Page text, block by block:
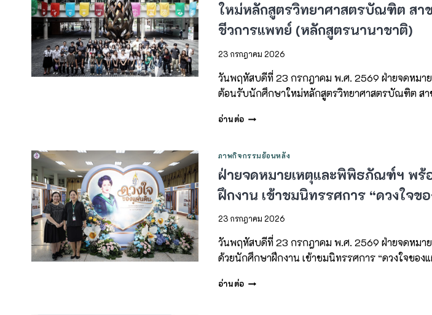
ใหม่หลักสูตรวิทยาศาสตรบัณฑิต สา
ชีวการแพทย์ (หลักสูตรนานาชาติ)
23 กรกฎาคม 2026
วันพฤหัสบดีที่ 23 กรกฎาคม พ.ศ. 2569 ฝ่ายจดหมา
ต้อนรับนักศึกษาใหม่หลักสูตรวิทยาศาสตรบัณฑิต สา
อ่านต่อ
ภาพกิจกรรมย้อนหลัง
ฝ่ายจดหมายเหตุและพิพิธภัณฑ์ฯ พร้
ฝึกงาน เข้าชมนิทรรศการ “ดวงใจข
23 กรกฎาคม 2026
วันพฤหัสบดีที่ 23 กรกฎาคม พ.ศ. 2569 ฝ่ายจดหมา
ด้วยนักศึกษาฝึกงาน เข้าชมนิทรรศการ “ดวงใจของ
อ่านต่อ